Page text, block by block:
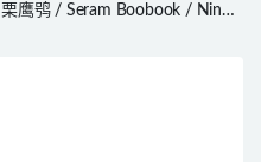
栗鹰鸮 / Seram Boobook / Ninox